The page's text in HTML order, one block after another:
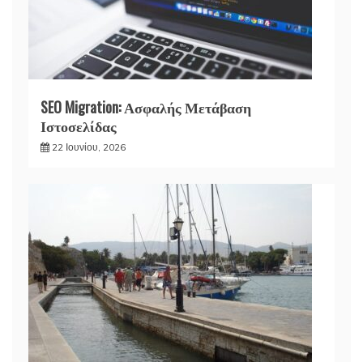
SEO Migration: Ασφαλής Μετάβαση
Ιστοσελίδας
22 Ιουνίου, 2026